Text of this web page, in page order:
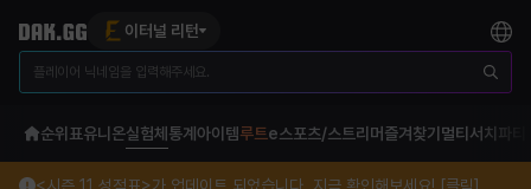
이터널 리턴
순위표유니온실험체 통계 아이템루트e스포츠/스트리머 즐겨찾기 멀티서치 파티